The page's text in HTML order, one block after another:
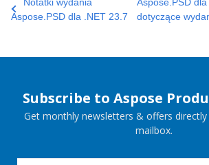
Aspose.PSD dla .NET 23.7
dotyczące
Subscribe to Aspose
Get monthly newsletters & offers
mailbox.